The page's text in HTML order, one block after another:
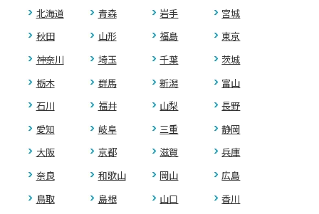
北海道
青森 岩手
宮城
秋田
山形 福島
東京
神奈川
埼玉 千葉
茨城
栃木
群馬 新潟
富山
石川
福井 山梨
長野
愛知
岐阜 三重
静岡
大阪
京都 滋賀
兵庫
奈良
和歌山 岡山
広島
鳥取
島根 山口
香川